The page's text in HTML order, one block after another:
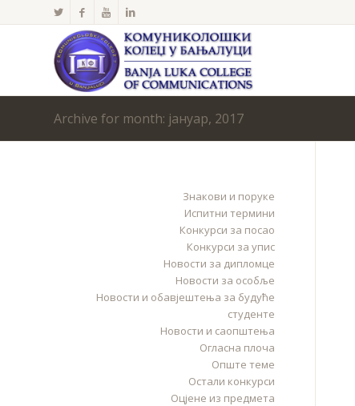
Archive for month: јануар, 2017
Знакови и поруке
Испитни термини
Конкурси за посао
Конкурси за упис
Новости за дипломце
Новости за особље
Новости и обавјештења за будуће
студенте
Новости и саопштења
Огласна плоча
Опште теме
Остали конкурси
Оцјене из предмета